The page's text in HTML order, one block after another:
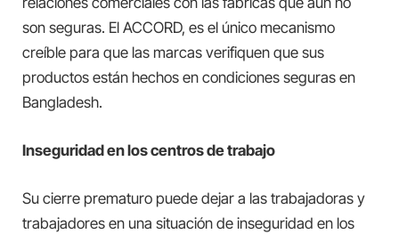
son seguras. El ACCORD, es el único mecanismo
creíble para que las marcas verifiquen que sus
productos están hechos en condiciones seguras en
Bangladesh.
Inseguridad en los centros de trabajo
Su cierre prematuro puede dejar a las trabajadoras y
trabajadores en una situación de inseguridad en los